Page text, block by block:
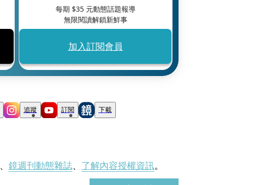
每期 $35元動態話題報導
無限閱讀解鎖新鮮事
加入訂閱會員
追蹤 訂閱 下載
、 鏡週刊動態雜誌、 了解內容授權資訊。